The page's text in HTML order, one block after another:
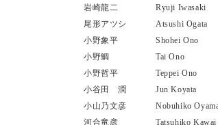
岩崎龍二
Ryuji Iwasaki
尾形アツシ
Atsushi Ogata
小野象平
Shohei Ono
小野鯛
Tai Ono
小野哲平
Teppei Ono
小谷田 潤
Jun Koyata
小山乃文彦
Nobuhiko
河合竜彦
Tatsuhiko Kawai